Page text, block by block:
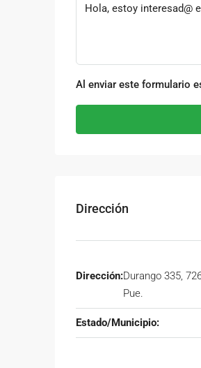
Al enviar este formulario
Dirección
Dirección:Durango 335,
Pue.
Estado/Municipio: